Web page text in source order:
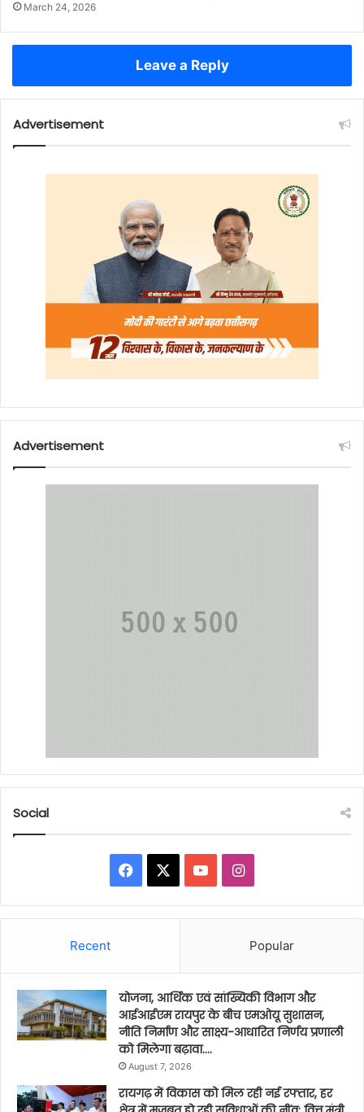
March 24, 2026
Leave a Reply
Advertisement
Advertisement
Social
Facebook YouTubeInstagram
Recent Popular
योजना, आर्थिक एवं सांख्यिकी विभाग और
आईआईएम रायपुर के बीच एमओयू सुशासन,
नीति निर्माण और साक्ष्य-आधारित निर्णय प्रणाली
को मिलेगा बढ़ावा….
August 7, 2026
रायगढ़ में विकास को मिल रही नई रफ्तार, हर